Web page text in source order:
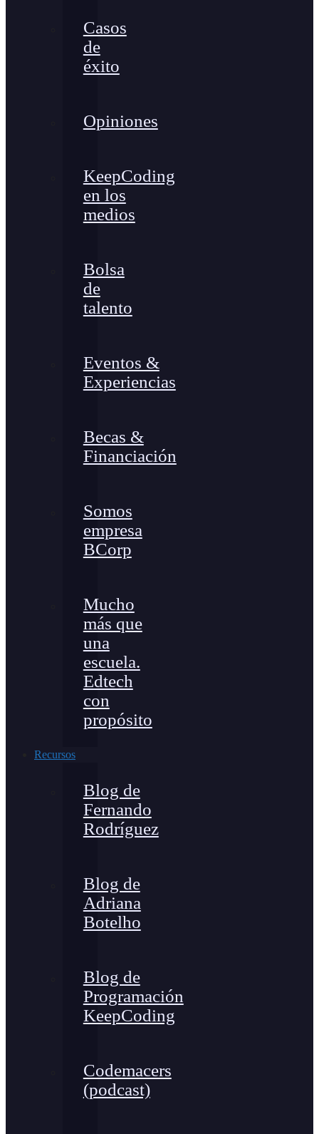
Casos
de
éxito
Opiniones
KeepCoding
en los
medios
Bolsa
de
talento
Eventos &
Experiencias
Becas &
Financiación
Somos
empresa
BCorp
Mucho
más que
una
escuela.
Edtech
con
propósito
Recursos
Blog de
Fernando
Rodríguez
Blog de
Adriana
Botelho
Blog de
Programación
KeepCoding
Codemacers
(podcast)